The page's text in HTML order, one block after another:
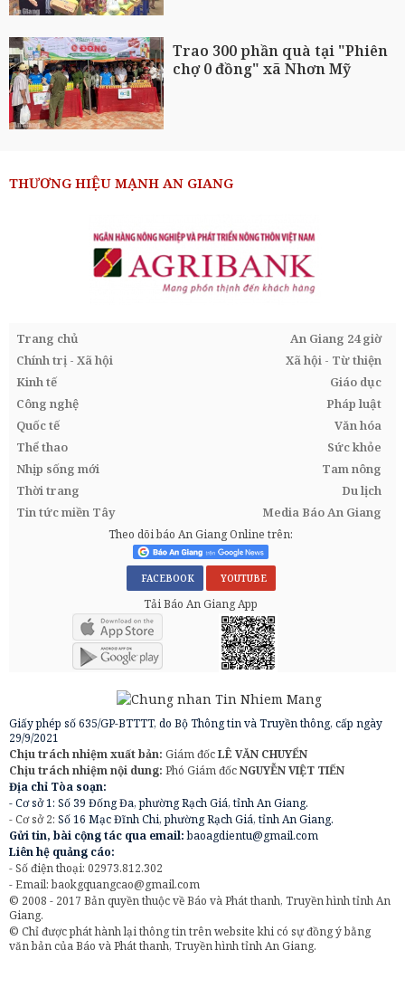
Trao 300 phần quà tại "Phiên
chợ 0 đồng" xã Nhơn Mỹ
THƯƠNG HIỆU MẠNH AN GIANG
Trang chủ
An Giang 24 giờ
Chính trị - Xã hội
Xã hội - Từ thiện
Kinh tế
Giáo dục
Công nghệ
Pháp luật
Quốc tế
Văn hóa
Thể thao
Sức khỏe
Nhịp sống mới
Tam nông
Thời trang
Du lịch
Tin tức miền Tây
Media Báo An Giang
Theo dõi báo An Giang Online trên:
FACEBOOK YOUTUBE
Tải Báo An Giang App
Giấy phép số 635/GP-BTTTT, do Bộ Thông tin và Truyền thông, cấp ngày
29/9/2021
Chịu trách nhiệm xuất bản: Giám đốcLÊ VĂN CHUYỂN
Chịu trách nhiệm nội dung: Phó Giám đốcNGUYỄN VIỆT TIẾN
Địa chỉ Tòa soạn:
- Cơ sở 1: Số 39 Đống Đa, phường Rạch Giá, tỉnh An Giang.
- Cơ sở 2: Số 16 Mạc Đĩnh Chi, phường Rạch Giá, tỉnh An Giang.
Gửi tin, bài cộng tác qua email:baoagdientu@gmail.com
Liên hệ quảng cáo:
- Số điện thoại: 02973.812.302
- Email:baokgquangcao@gmail.com
© 2008 - 2017 Bản quyền thuộc về Báo và Phát thanh, Truyền hình tỉnh An
Giang.
© Chỉ được phát hành lại thông tin trên website khi có sự đồng ý bằng
văn bản của Báo và Phát thanh, Truyền hình tỉnh An Giang.